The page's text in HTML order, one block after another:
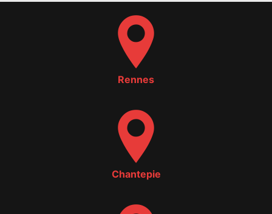
Rennes
Chantepie